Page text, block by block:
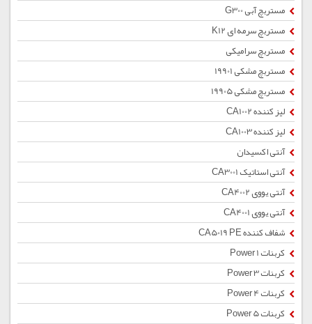
مستربچ آبی G300
مستربچ سرمه ای K12
مستربچ سرامیکی
مستربچ مشکی 19901
مستربچ مشکی 19905
لیز کننده CA1002
لیز کننده CA1003
آنتی اکسیدان
آنتی استاتیک CA3001
آنتی یووی CA4002
آنتی یووی CA4001
شفاف کننده CA5019 PE
کربنات Power 1
کربنات Power 3
کربنات Power 4
کربنات Power 5